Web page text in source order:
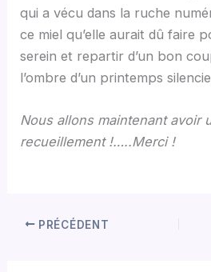
qui a vécu dans la ruche
ce miel qu’elle aurait dû faire
serein et repartir d’un bon
l’ombre d’un printemps
Nous allons maintenant avoir
recueillement !…..Merci !
PRÉCÉDENT